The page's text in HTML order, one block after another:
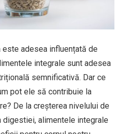
adesea influențată de
integrale sunt adesea
semnificativă. Dar ce
pot ele să contribuie la
De la creșterea nivelului de
digestiei, alimentele integrale